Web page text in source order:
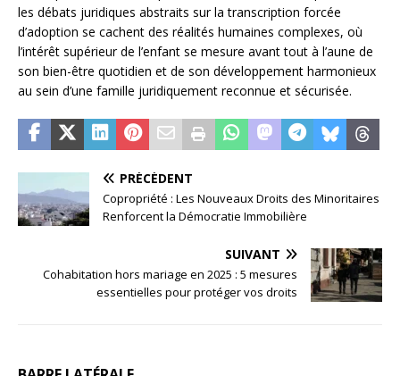
les débats juridiques abstraits sur la transcription forcée
d’adoption se cachent des réalités humaines complexes, où
l’intérêt supérieur de l’enfant se mesure avant tout à l’aune de
son bien-être quotidien et de son développement harmonieux
au sein d’une famille juridiquement reconnue et sécurisée.
PRÉCÉDENT
Copropriété : Les Nouveaux Droits des Minoritaires
Renforcent la Démocratie Immobilière
SUIVANT
Cohabitation hors mariage en 2025 : 5 mesures
essentielles pour protéger vos droits